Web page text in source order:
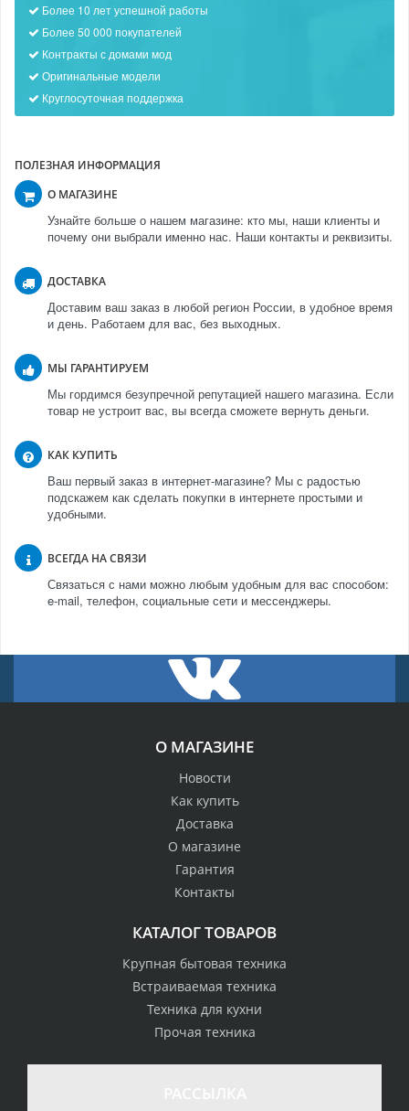
Более 10 лет успешной работы
Более 50 000 покупателей
Контракты с домами мод
Оригинальные модели
Круглосуточная поддержка
ПОЛЕЗНАЯ ИНФОРМАЦИЯ
О МАГАЗИНЕ
Узнайте больше о нашем магазине: кто мы, наши клиенты и
почему они выбрали именно нас. Наши контакты и реквизиты.
ДОСТАВКА
Доставим ваш заказ в любой регион России, в удобное время
и день. Работаем для вас, без выходных.
МЫ ГАРАНТИРУЕМ
Мы гордимся безупречной репутацией нашего магазина. Если
товар не устроит вас, вы всегда сможете вернуть деньги.
КАК КУПИТЬ
Ваш первый заказ в интернет-магазине? Мы с радостью
подскажем как сделать покупки в интернете простыми и
удобными.
ВСЕГДА НА СВЯЗИ
Связаться с нами можно любым удобным для вас способом:
e-mail, телефон, социальные сети и мессенджеры.
О МАГАЗИНЕ
Новости
Как купить
Доставка
О магазине
Гарантия
Контакты
КАТАЛОГ ТОВАРОВ
Крупная бытовая техника
Встраиваемая техника
Техника для кухни
Прочая техника